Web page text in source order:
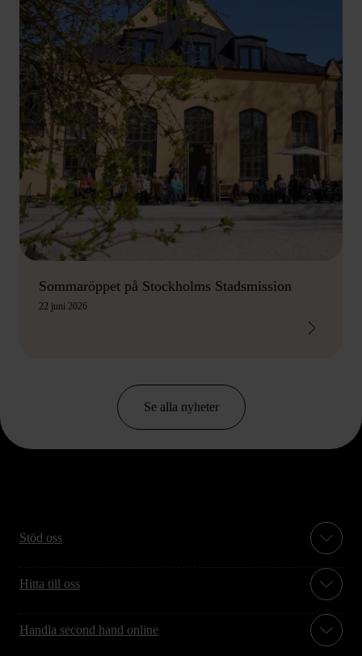
Sommaröppet på Stockholms Stadsmission
22 juni 2026
Se alla nyheter
Stöd oss
Hitta till oss
Handla second hand online